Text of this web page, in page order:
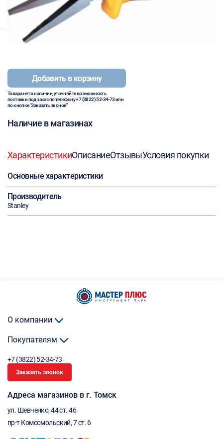
Добавить в корзину
Товара нет в наличии, уточняйте возможность
поставки под заказ по телефону+7 (3822) 52-34-73или
по кнопке "Заказать звонок"
Наличие в магазинах
ХарактеристикиОписаниеОтзывыУсловия покупки
Основные характеристики
Производитель
Stanley
О компании
Покупателям
+7 (3822) 52-34-73
Заказать звонок
Адреса магазинов в г. Томск
ул. Шевченко, 44 ст. 46
пр-т Комсомольский, 7 ст. 6